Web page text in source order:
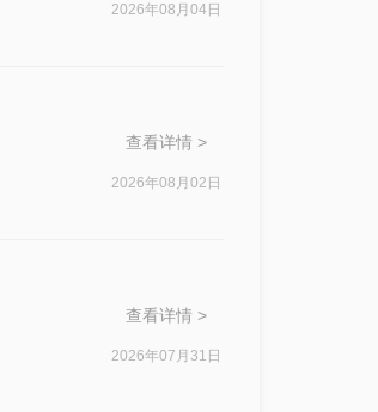
2026年08月04日
查看详情 >
2026年08月02日
查看详情 >
2026年07月31日